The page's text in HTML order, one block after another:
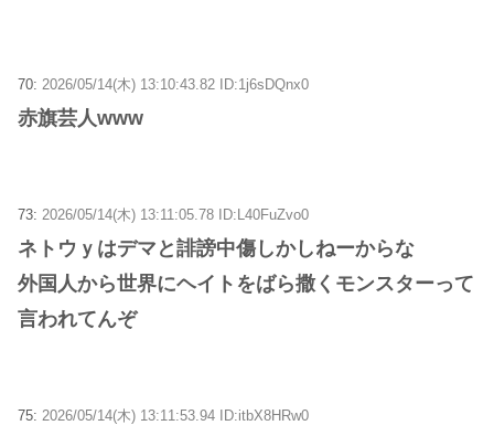
70: 2026/05/14(木) 13:10:43.82 ID:1j6sDQnx0
赤旗芸人www
73: 2026/05/14(木) 13:11:05.78 ID:L40FuZvo0
ネトウｙはデマと誹謗中傷しかしねーからな
外国人から世界にヘイトをばら撒くモンスターって
言われてんぞ
75: 2026/05/14(木) 13:11:53.94 ID:itbX8HRw0